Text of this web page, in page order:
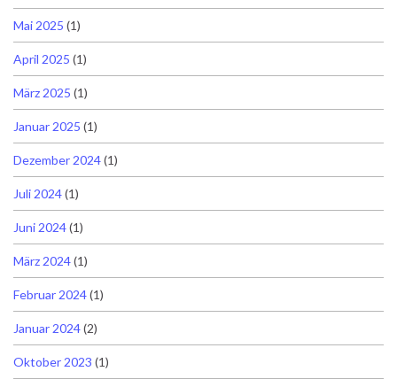
Mai 2025 (1)
April 2025 (1)
März 2025 (1)
Januar 2025 (1)
Dezember 2024(1)
Juli 2024(1)
Juni 2024(1)
März 2024(1)
Februar 2024(1)
Januar 2024(2)
Oktober 2023 (1)